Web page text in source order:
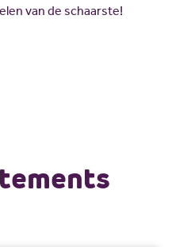
van de schaarste!